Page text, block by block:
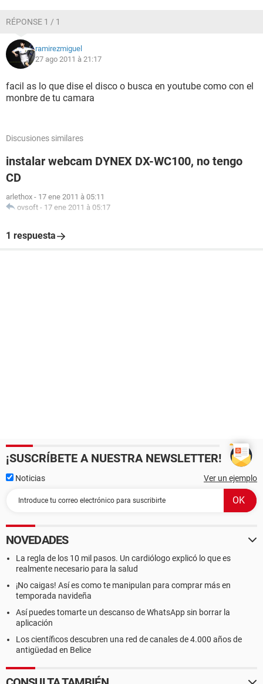
RÉPONSE 1 / 1
ramirezmiguel
27 ago 2011 à 21:17
facil as lo que dise el disco o busca en youtube como con el
monbre de tu camara
Discusiones similares
instalar webcam DYNEX DX-WC100, no tengo
CD
arlethox - 17 ene 2011 à 05:11
ovsoft - 17 ene 2011 à 05:17
1 respuesta
¡SUSCRÍBETE A NUESTRA NEWSLETTER!
Noticias Ver un ejemplo
NOVEDADES
La regla de los 10 mil pasos. Un cardiólogo explicó lo que es
realmente necesario para la salud
¡No caigas! Así es como te manipulan para comprar más en
temporada navideña
Así puedes tomarte un descanso de WhatsApp sin borrar la
aplicación
Los científicos descubren una red de canales de 4.000 años de
antigüedad en Belice